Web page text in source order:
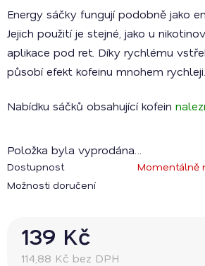
Energy sáčky fungují podobně jako
Jejich použití je stejné, jako u
aplikace pod ret. Díky rychlému
působí efekt kofeinu mnohem rychleji.
Nabídku sáčků obsahující kofein
Položka byla vyprodána…
Dostupnost
Momentálně
Možnosti doručení
139 Kč
114,88 Kč bez DPH